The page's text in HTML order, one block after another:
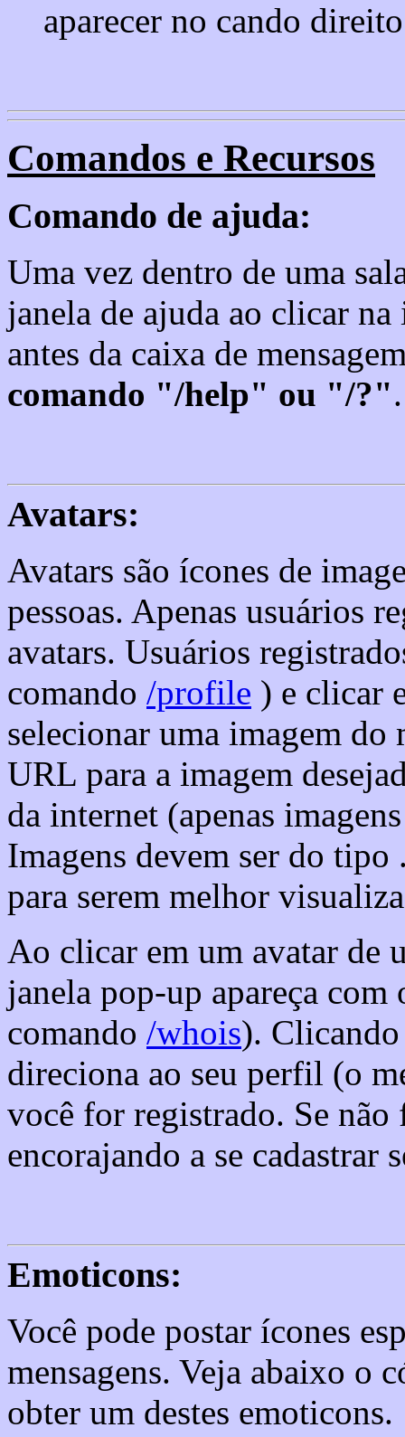
aparecer no cando
Comandos e Recursos
Comando de ajuda:
Uma vez dentro de uma
janela de ajuda ao clicar
antes da caixa de
comando "/help" ou "/?".
Avatars:
Avatars são ícones de
pessoas. Apenas usuários
avatars. Usuários
comando /profile ) e clicar
selecionar uma imagem
URL para a imagem
da internet (apenas
Imagens devem ser do
para serem melhor
Ao clicar em um avatar de
janela pop-up apareça
comando /whois).
direciona ao seu perfil (o
você for registrado. Se
encorajando a se cadastrar
Emoticons:
Você pode postar ícones
mensagens. Veja abaixo o
obter um destes emoticons.